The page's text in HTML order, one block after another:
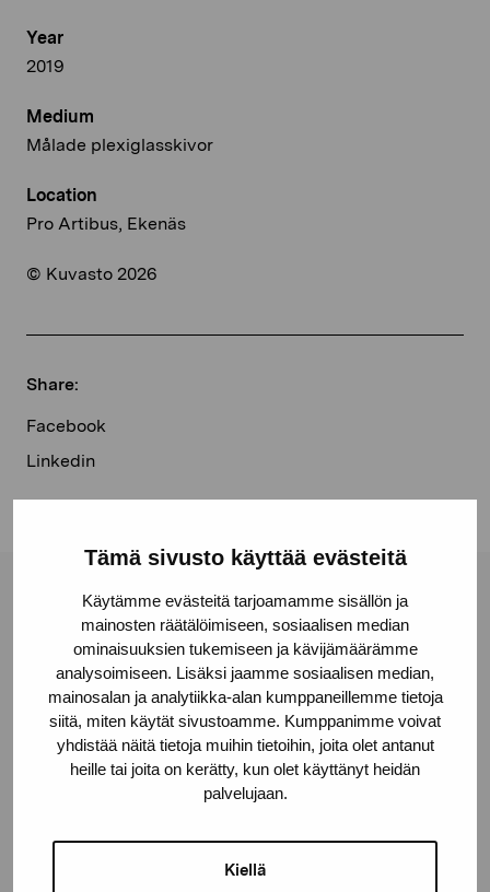
Tämä sivusto käyttää evästeitä
Käytämme evästeitä tarjoamamme sisällön ja
mainosten räätälöimiseen, sosiaalisen median
ominaisuuksien tukemiseen ja kävijämäärämme
analysoimiseen. Lisäksi jaamme sosiaalisen median,
mainosalan ja analytiikka-alan kumppaneillemme tietoja
siitä, miten käytät sivustoamme. Kumppanimme voivat
yhdistää näitä tietoja muihin tietoihin, joita olet antanut
heille tai joita on kerätty, kun olet käyttänyt heidän
palvelujaan.
Kiellä
Year
2019
Medium
Målade plexiglasskivor
Location
Pro Artibus, Ekenäs
© Kuvasto 2026
Share:
Facebook
Linkedin
Pro Artibus Foundation
Gustav Wasas gata 11
10600 Ekenäs
proartibus@proartibus.fi
+358 (0)50 371 6339